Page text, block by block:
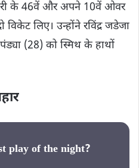
के 46वें और अपने 10वें ओवर
विकेट लिए। उन्होंने रविंद्र जडेजा
(28) को स्मिथ के हाथों
play of the night?